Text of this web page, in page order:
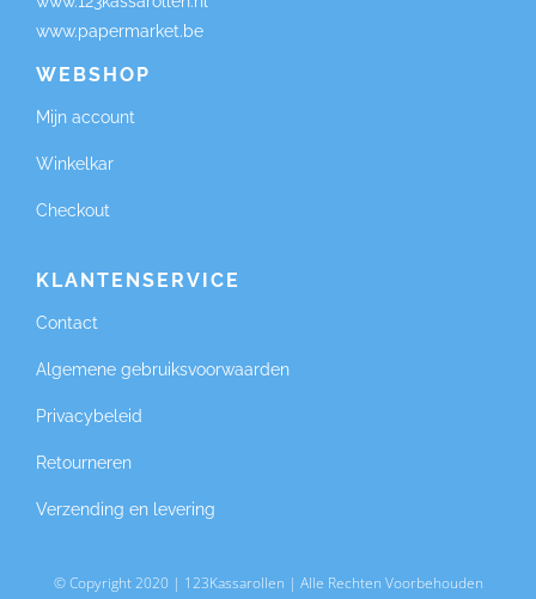
www.papermarket.be
WEBSHOP
Mijn account
Winkelkar
Checkout
KLANTENSERVICE
Contact
Algemene gebruiksvoorwaarden
Privacybeleid
Retourneren
Verzending en levering
© Copyright 2020 | 123Kassarollen | Alle Rechten Voorbehouden